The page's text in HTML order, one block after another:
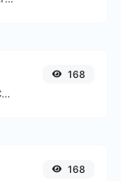
Encontre registros A, AAAA, CNAME, MX, NS, TXT, SOA de um host.
168
168